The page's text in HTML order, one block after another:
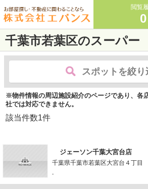
閲覧
0
千葉市若葉区のスーパー
スポットを絞り
※物件情報の周辺施設紹介のページであり、各
社では対応できません。
該当件数1件
ジェーソン千葉大宮台店
千葉県千葉市若葉区大宮台４丁目
-